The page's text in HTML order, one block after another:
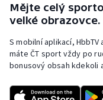
Rychlobruslení
Rychlostní
Mějte celý
velké obrazovce.
S mobilní aplikací,
máte ČT sport vždy po
bonusový obsah kdekoli